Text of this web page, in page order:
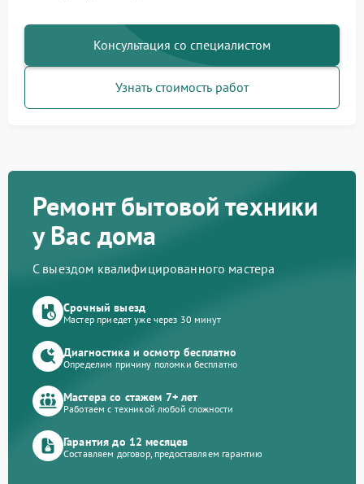
Консультация со специалистом
Узнать стоимость работ
Ремонт бытовой техники
у Вас дома
С выездом квалифицированного мастера
Срочный выезд
Мастер приедет уже через 30 минут
Диагностика и осмотр бесплатно
Определим причину поломки бесплатно
Мастера со стажем 7+ лет
Работаем с техникой любой сложности
Гарантия до 12 месяцев
Составляем договор, предоставляем гарантию